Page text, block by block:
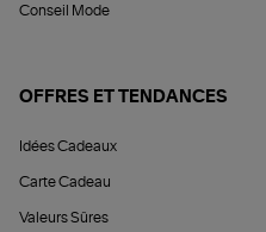
Conseil Mode
OFFRES ET TENDANCES
Idées Cadeaux
Carte Cadeau
Valeurs Sûres